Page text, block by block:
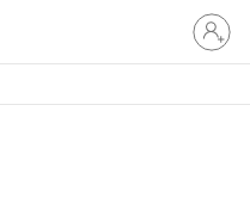
Meld
je
aan
je